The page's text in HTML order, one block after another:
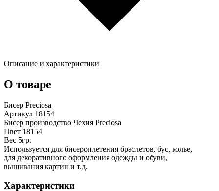
Описание и характеристики
О товаре
Бисер Preciosa
Артикул 18154
Бисер производство Чехия Preciosa
Цвет 18154
Вес 5гр.
Используется для бисероплетения браслетов, бус, колье,
для декоративного оформления одежды и обуви,
вышивания картин и т.д.
Характеристики